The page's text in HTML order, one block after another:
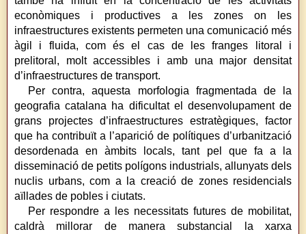
econòmiques i productives a les zones on les
infraestructures existents permeten una comunicació més
àgil i fluida, com és el cas de les franges litoral i
prelitoral, molt accessibles i amb una major densitat
d’infraestructures de transport.
Per contra, aquesta morfologia fragmentada de la
geografia catalana ha dificultat el desenvolupament de
grans projectes d’infraestructures estratègiques, factor
que ha contribuït a l’aparició de polítiques d’urbanització
desordenada en àmbits locals, tant pel que fa a la
disseminació de petits polígons industrials, allunyats dels
nuclis urbans, com a la creació de zones residencials
aïllades de pobles i ciutats.
Per respondre a les necessitats futures de mobilitat,
caldrà millorar de manera substancial la xarxa